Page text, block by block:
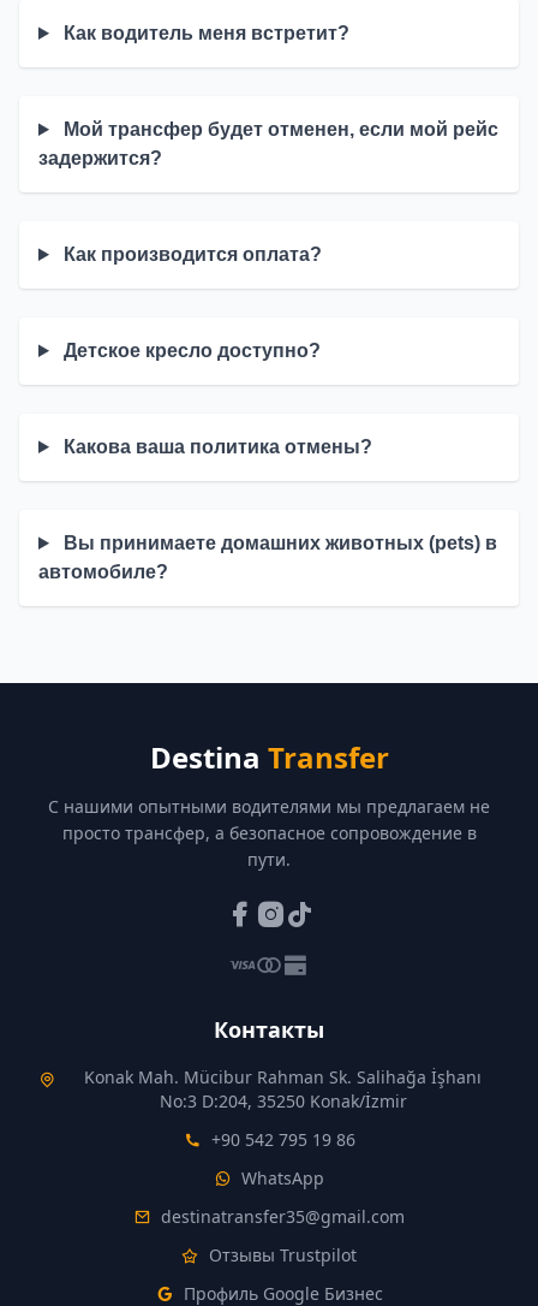
Как водитель меня встретит?
Мой трансфер будет отменен, если мой рейс
задержится?
Как производится оплата?
Детское кресло доступно?
Какова ваша политика отмены?
Вы принимаете домашних животных (pets) в
автомобиле?
Destina Transfer
С нашими опытными водителями мы предлагаем не
просто трансфер, а безопасное сопровождение в
пути.
Контакты
Konak Mah. Mücibur Rahman Sk. Salihağa İşhanı
No:3 D:204, 35250 Konak/İzmir
+90 542 795 19 86
WhatsApp
destinatransfer35@gmail.com
Отзывы Trustpilot
Профиль Google Бизнес